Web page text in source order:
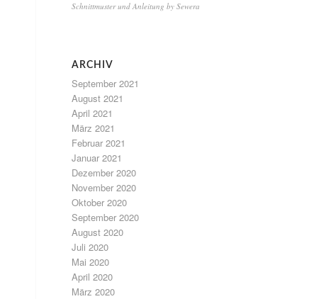
Schnittmuster und Anleitung by Sewera
ARCHIV
September 2021
August 2021
April 2021
März 2021
Februar 2021
Januar 2021
Dezember 2020
November 2020
Oktober 2020
September 2020
August 2020
Juli 2020
Mai 2020
April 2020
März 2020